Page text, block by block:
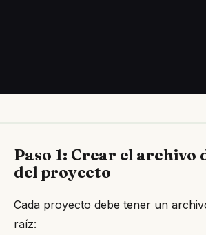
Paso 1: Crear el archivo
del proyecto
Cada proyecto debe tener un
raíz: